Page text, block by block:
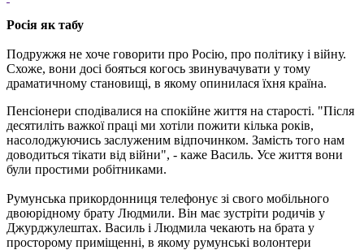
Росія як табу
Подружжя не хоче говорити про Росію, про політику і війну.
Схоже, вони досі бояться когось звинувачувати у тому
драматичному становищі, в якому опинилася їхня країна.
Пенсіонери сподівалися на спокійне життя на старості. "Після
десятиліть важкої праці ми хотіли пожити кілька років,
насолоджуючись заслуженим відпочинком. Замість того нам
доводиться тікати від війни", - каже Василь. Усе життя вони
були простими робітниками.
Румунська прикордонниця телефонує зі свого мобільного
двоюрідному брату Людмили. Він має зустріти родичів у
Джурджулештах. Василь і Людмила чекають на брата у
просторому приміщенні, в якому румунські волонтери